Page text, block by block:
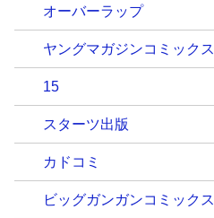
オーバーラップ
ヤングマガジンコミックス
15
スターツ出版
カドコミ
ビッグガンガンコミックス